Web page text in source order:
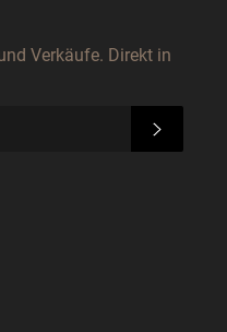
Verkäufe. Direkt in